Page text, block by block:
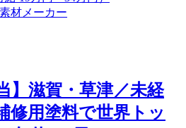
材メーカー
】滋賀・草津／未経
修用塗料で世界トッ